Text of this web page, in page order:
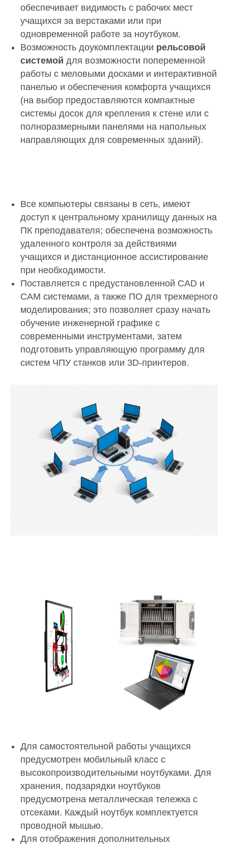
обеспечивает видимость с рабочих мест
учащихся за верстаками или при
одновременной работе за ноутбуком.
Возможность доукомплектации рельсовой
системой для возможности попеременной
работы с меловыми досками и интерактивной
панелью и обеспечения комфорта учащихся
(на выбор предоставляются компактные
системы досок для крепления к стене или с
полноразмерными панелями на напольных
направляющих для современных зданий).
Все компьютеры связаны в сеть, имеют
доступ к центральному хранилищу данных на
ПК преподавателя; обеспечена возможность
удаленного контроля за действиями
учащихся и дистанционное ассистирование
при необходимости.
Поставляется с предустановленной CAD и
CAM системами, а также ПО для трехмерного
моделирования; это позволяет сразу начать
обучение инженерной графике с
современными инструментами, затем
подготовить управляющую программу для
систем ЧПУ станков или 3D-принтеров.
Для самостоятельной работы учащихся
предусмотрен мобильный класс с
высокопроизводительными ноутбуками. Для
хранения, подзарядки ноутбуков
предусмотрена металлическая тележка с
отсеками. Каждый ноутбук комплектуется
проводной мышью.
Для отображения дополнительных